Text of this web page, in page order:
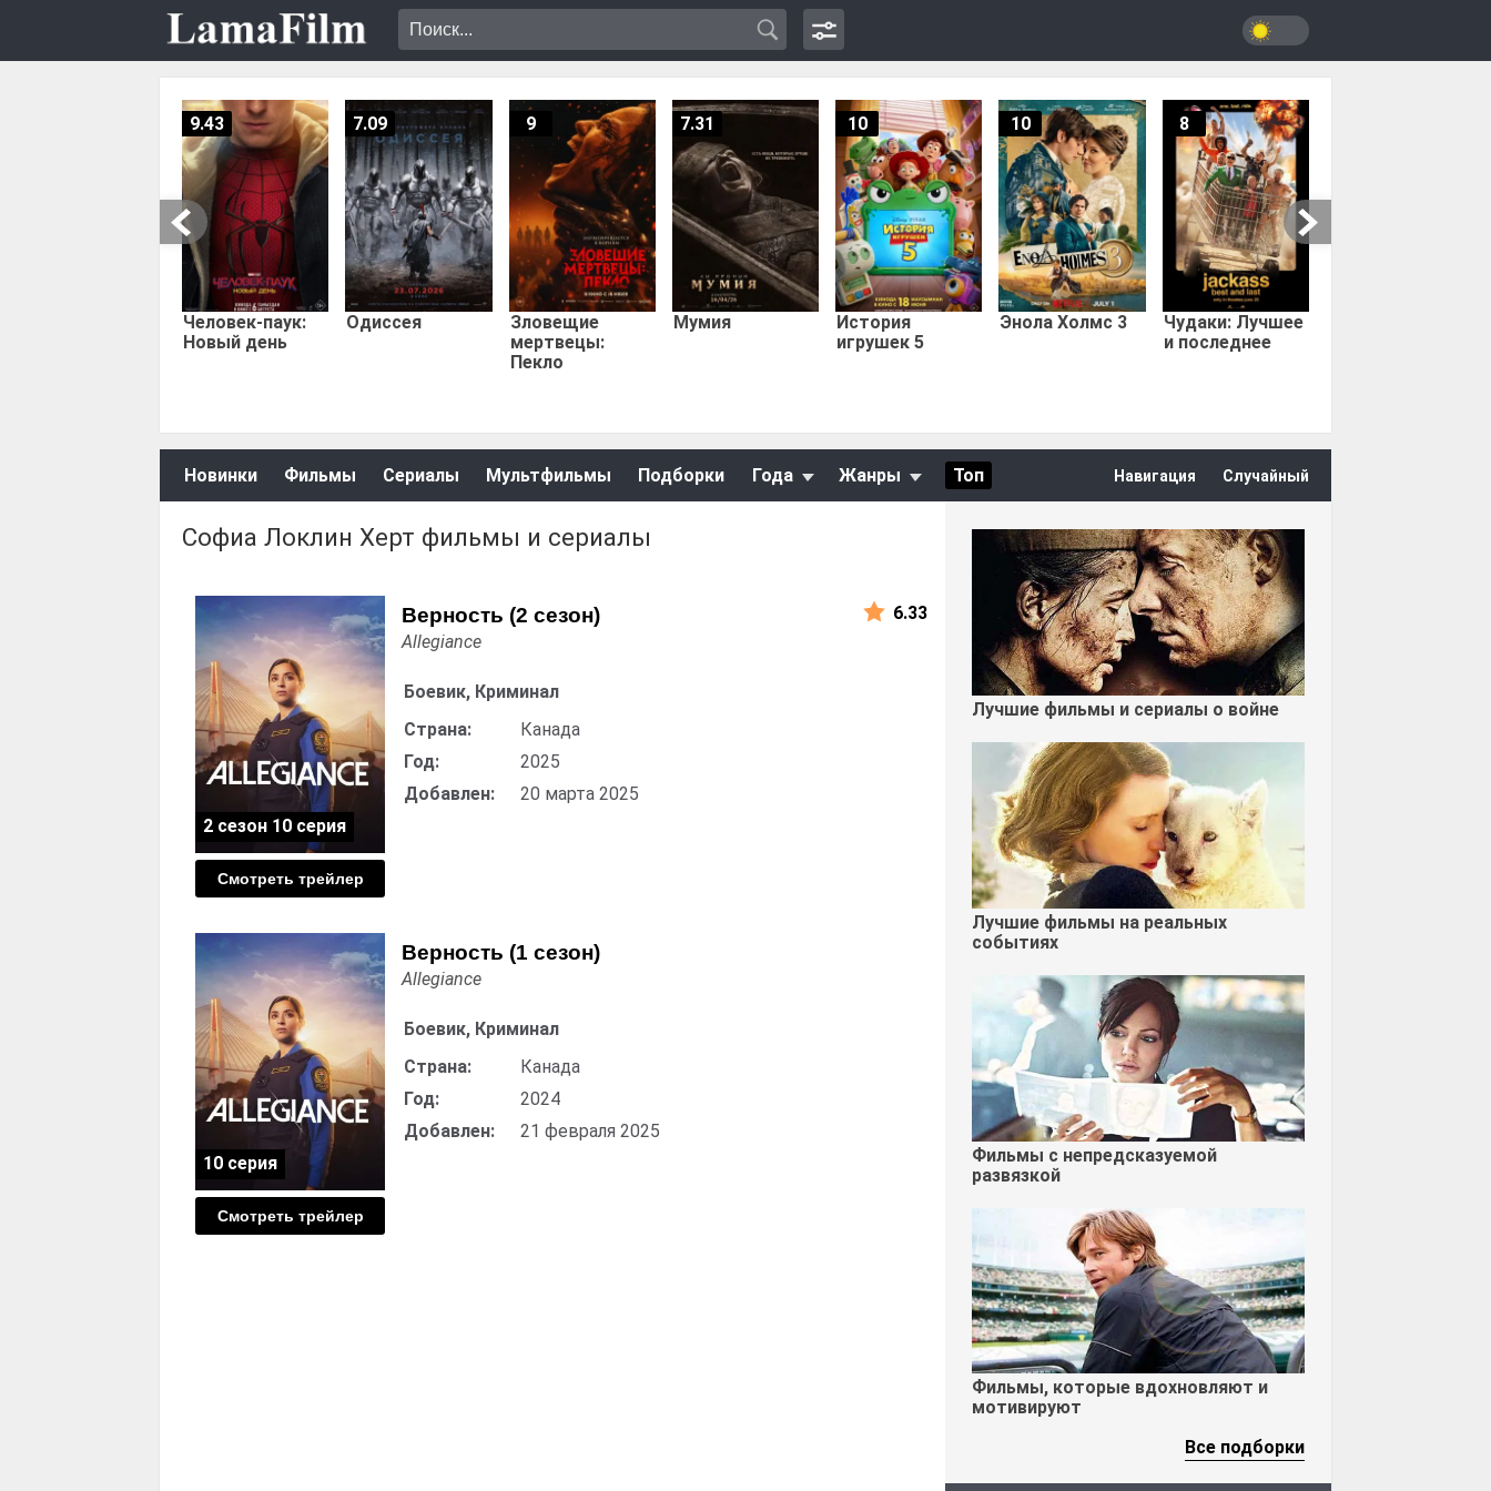
Человек-паук:
Новый день
9.43
Одиссея
7.09
Зловещие
мертвецы:
Пекло
9
Мумия
7.31
История
игрушек 5
10
Энола Холмс 3
10
Чудаки: Лучшее
и последнее
8
Новинки Фильмы Сериалы Мультфильмы Подборки Года Жанры Топ Навигация Случайный
Софиа Локлин Херт фильмы и сериалы
Верность (2 сезон)
Смотреть трейлер
Allegiance
Боевик, Криминал
Страна:
Канада
Год:
2025
Добавлен:
20 марта 2025
2 сезон 10 серия
6.33
Верность (1 сезон)
Смотреть трейлер
Allegiance
Боевик, Криминал
Страна:
Канада
Год:
2024
Добавлен:
21 февраля 2025
10 серия
Лучшие фильмы и сериалы о войне
Лучшие фильмы на реальных
событиях
Фильмы с непредсказуемой
развязкой
Фильмы, которые вдохновляют и
мотивируют
Все подборки